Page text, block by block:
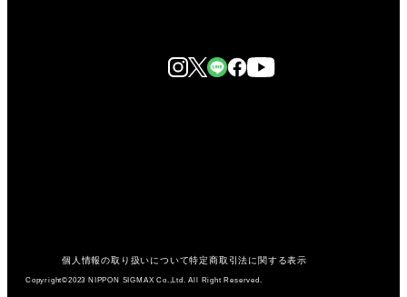
個人情報の取り扱いについて特定商取引法に関する表示
Copyright©2023 NIPPON SIGMAX Co.,Ltd. All Right Reserved.